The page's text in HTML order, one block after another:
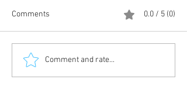
Mutlu Anları Kovalamayı
Comments 0.0 / 5 (0)
Comment and rate...